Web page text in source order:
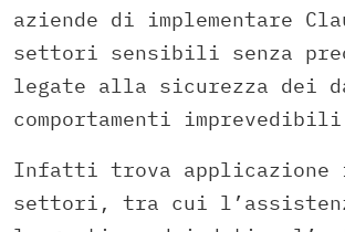
aziende di implementare
settori sensibili senza
legate alla sicurezza dei
comportamenti
Infatti trova applicazione
settori, tra cui